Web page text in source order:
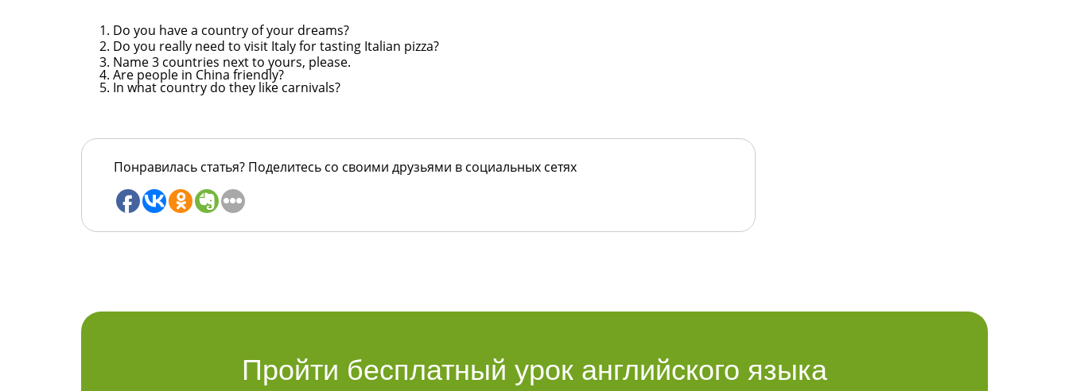
Do you have a country of your dreams?
Do you really need to visit Italy for tasting Italian pizza?
Name 3 countries next to yours, please.
Are people in China friendly?
In what country do they like carnivals?
Понравилась статья? Поделитесь со своими друзьями в социальных сетях
Пройти бесплатный урок английского языка